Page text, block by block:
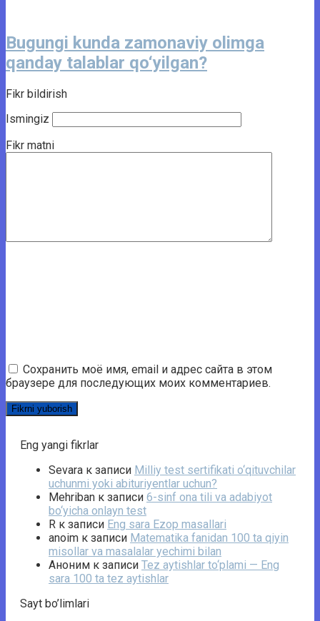
Bugungi kunda zamonaviy olimga
qanday talablar qo‘yilgan?
Fikr bildirish
Ismingiz
Fikr matni
Сохранить моё имя, email и адрес сайта в этом
браузере для последующих моих комментариев.
Eng yangi fikrlar
Sevara к записи Milliy test sertifikati o‘qituvchilar
uchunmi yoki abituriyentlar uchun?
Mehriban к записи 6-sinf ona tili va adabiyot
bo‘yicha onlayn test
R к записи Eng sara Ezop masallari
anoim к записи Matematika fanidan 100 ta qiyin
misollar va masalalar yechimi bilan
Аноним к записи Tez aytishlar to‘plami — Eng
sara 100 ta tez aytishlar
Sayt bo’limlari